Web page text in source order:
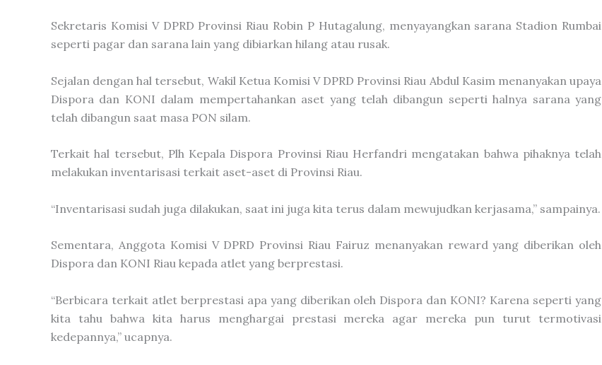
Sekretaris Komisi V DPRD Provinsi Riau Robin P Hutagalung, menyayangkan sarana Stadion Rumbai
seperti pagar dan sarana lain yang dibiarkan hilang atau rusak.
Sejalan dengan hal tersebut, Wakil Ketua Komisi V DPRD Provinsi Riau Abdul Kasim menanyakan upaya
Dispora dan KONI dalam mempertahankan aset yang telah dibangun seperti halnya sarana yang
telah dibangun saat masa PON silam.
Terkait hal tersebut, Plh Kepala Dispora Provinsi Riau Herfandri mengatakan bahwa pihaknya telah
melakukan inventarisasi terkait aset-aset di Provinsi Riau.
“Inventarisasi sudah juga dilakukan, saat ini juga kita terus dalam mewujudkan kerjasama,” sampainya.
Sementara, Anggota Komisi V DPRD Provinsi Riau Fairuz menanyakan reward yang diberikan oleh
Dispora dan KONI Riau kepada atlet yang berprestasi.
“Berbicara terkait atlet berprestasi apa yang diberikan oleh Dispora dan KONI? Karena seperti yang
kita tahu bahwa kita harus menghargai prestasi mereka agar mereka pun turut termotivasi
kedepannya,” ucapnya.